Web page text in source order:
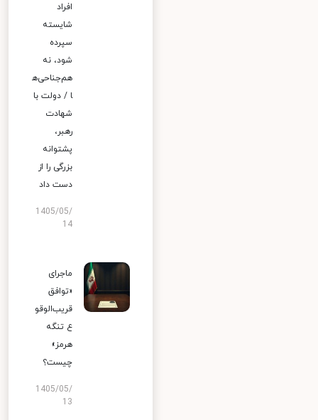
افراد
شایسته
سپرده
شود، نه
هم‌جناحی‌ه
ا / دولت با
شهادت
رهبر،
پشتوانه
بزرگی را از
دست داد
1405/05/
14
ماجرای
«توافق
قریب‌الوقو
ع تنگه
هرمز»
چیست؟
1405/05/
13